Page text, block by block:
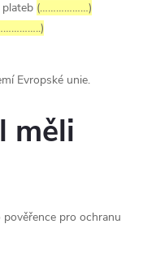
(………………)
Evropské unie.
měli
pro ochranu